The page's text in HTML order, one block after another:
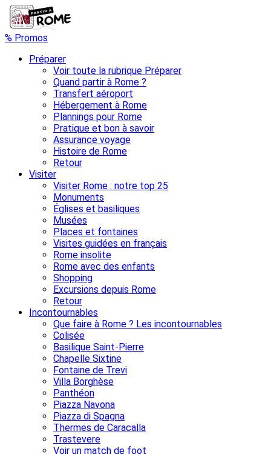
% Promos
Préparer
Voir toute la rubrique Préparer
Quand partir à Rome ?
Transfert aéroport
Hébergement à Rome
Plannings pour Rome
Pratique et bon à savoir
Assurance voyage
Histoire de Rome
Retour
Visiter
Visiter Rome : notre top 25
Monuments
Églises et basiliques
Musées
Places et fontaines
Visites guidées en français
Rome insolite
Rome avec des enfants
Shopping
Excursions depuis Rome
Retour
Incontournables
Que faire à Rome ? Les incontournables
Colisée
Basilique Saint-Pierre
Chapelle Sixtine
Fontaine de Trevi
Villa Borghèse
Panthéon
Piazza Navona
Piazza di Spagna
Thermes de Caracalla
Trastevere
Voir un match de foot